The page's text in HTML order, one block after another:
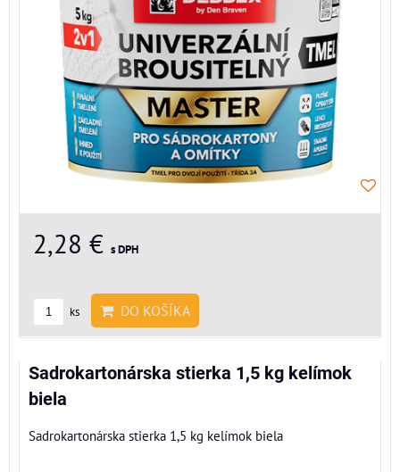
2,28 € s DPH
ks DO KOŠÍKA
Sadrokartonárska stierka 1,5 kg kelímok
biela
Sadrokartonárska stierka 1,5 kg kelímok biela